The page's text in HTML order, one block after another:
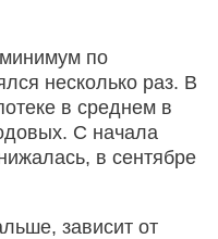
по
несколько раз. В
в среднем в
С начала
в сентябре
зависит от